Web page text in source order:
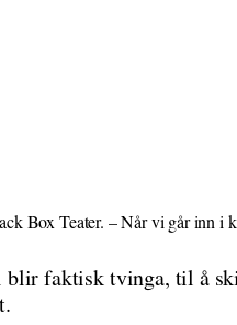
Box Teater. – Når vi går inn i
faktisk tvinga, til å